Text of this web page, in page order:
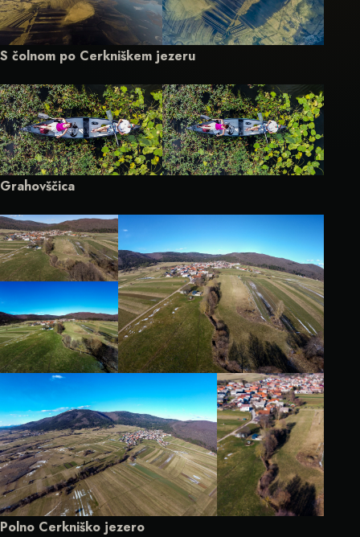
S čolnom po Cerkniškem jezeru
Grahovščica
Polno Cerkniško jezero